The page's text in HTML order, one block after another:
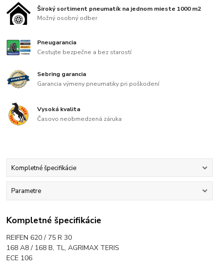
Široký sortiment pneumatík na jednom mieste 1000 m2
Možný osobný odber
Pneugarancia
Cestujte bezpečne a bez starostí
Sebring garancia
Garancia výmeny pneumatiky pri poškodení
Vysoká kvalita
Časovo neobmedzená záruka
Kompletné špecifikácie
Parametre
Kompletné špecifikácie
REIFEN 620 / 75 R 30
168 A8 / 168 B, TL, AGRIMAX TERIS
ECE 106